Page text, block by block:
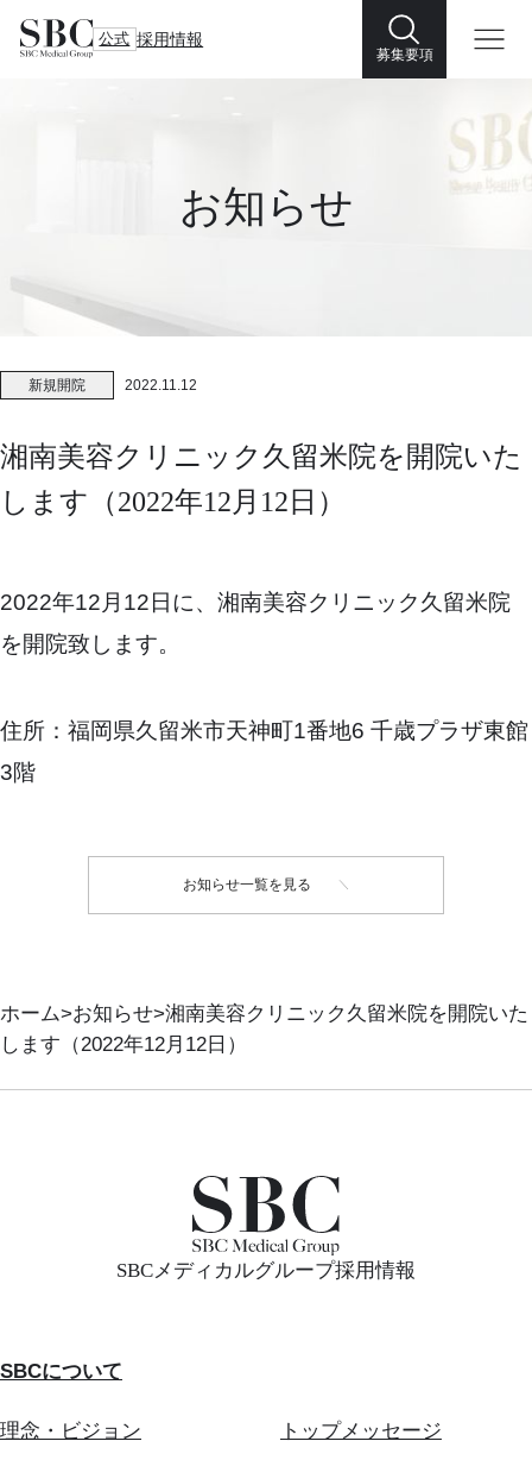
公式 採用情報
募集要項
お知らせ
新規開院 2022.11.12
湘南美容クリニック久留米院を開院いた
します（2022年12月12日）
2022年12月12日に、湘南美容クリニック久留米院
を開院致します。
住所：福岡県久留米市天神町1番地6 千歳プラザ東館
3階
お知らせ一覧を見る
ホーム お知らせ 湘南美容クリニック久留米院を開院いた
します（2022年12月12日）
SBCメディカルグループ採用情報
SBCについて
理念・ビジョン
トップメッセージ